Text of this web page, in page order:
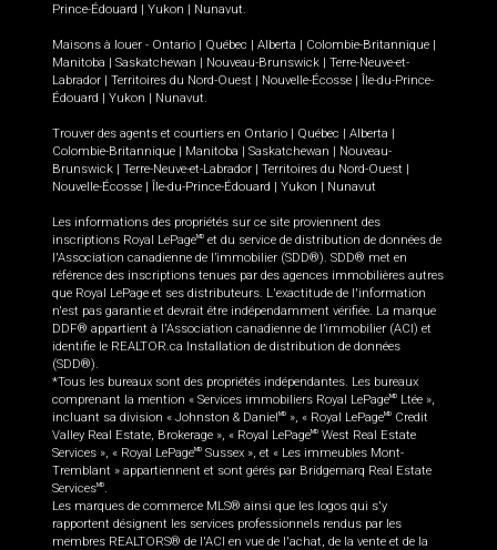
Prince-Édouard | Yukon | Nunavut.
Maisons à louer - Ontario | Québec | Alberta | Colombie-Britannique |
Manitoba | Saskatchewan | Nouveau-Brunswick | Terre-Neuve-et-
Labrador | Territoires du Nord-Ouest | Nouvelle-Écosse | Île-du-Prince-
Édouard | Yukon | Nunavut.
Trouver des agents et courtiers en Ontario | Québec | Alberta |
Colombie-Britannique | Manitoba | Saskatchewan | Nouveau-
Brunswick | Terre-Neuve-et-Labrador | Territoires du Nord-Ouest |
Nouvelle-Écosse | Île-du-Prince-Édouard | Yukon | Nunavut
Les informations des propriétés sur ce site proviennent des
inscriptions Royal LePageMD et du service de distribution de données de
l'Association canadienne de l’immobilier (SDD®). SDD® met en
référence des inscriptions tenues par des agences immobilières autres
que Royal LePage et ses distributeurs. L'exactitude de l'information
n'est pas garantie et devrait être indépendamment vérifiée. La marque
DDF® appartient à l'Association canadienne de l’immobilier (ACI) et
identifie le REALTOR.ca Installation de distribution de données
(SDD®).
*Tous les bureaux sont des propriétés indépendantes. Les bureaux
comprenant la mention « Services immobiliers Royal LePageMD
Ltée »,
incluant sa division « Johnston & DanielMD », « Royal LePageMD
Credit
Valley Real Estate, Brokerage », « Royal LePageMD West Real Estate
Services », « Royal LePageMD Sussex », et « Les immeubles Mont-
Tremblant » appartiennent et sont gérés par Bridgemarq Real Estate
ServicesMD.
Les marques de commerce MLS® ainsi que les logos qui s'y
rapportent désignent les services professionnels rendus par les
membres REALTORS® de l'ACI en vue de l'achat, de la vente et de la